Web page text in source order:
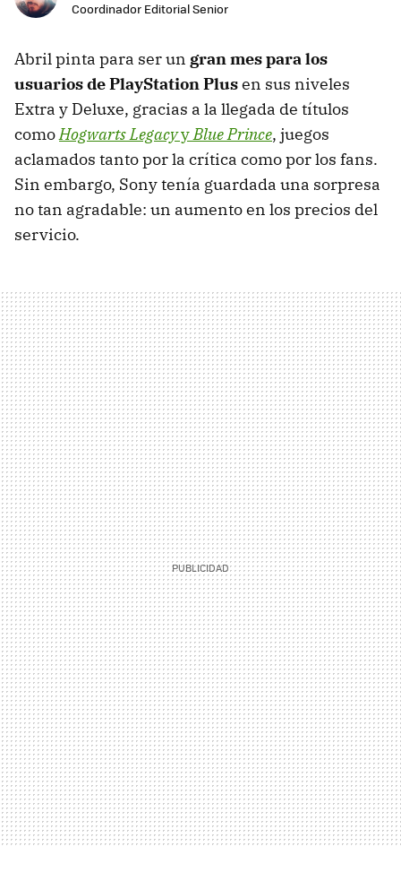
Coordinador Editorial Senior
Abril pinta para ser un gran mes para los
usuarios de PlayStation Plusen sus niveles
Extra y Deluxe, gracias a la llegada de títulos
comoHogwarts LegacyyBlue Prince, juegos
aclamados tanto por la crítica como por los fans.
Sin embargo, Sony tenía guardada una sorpresa
no tan agradable: un aumento en los precios del
servicio.